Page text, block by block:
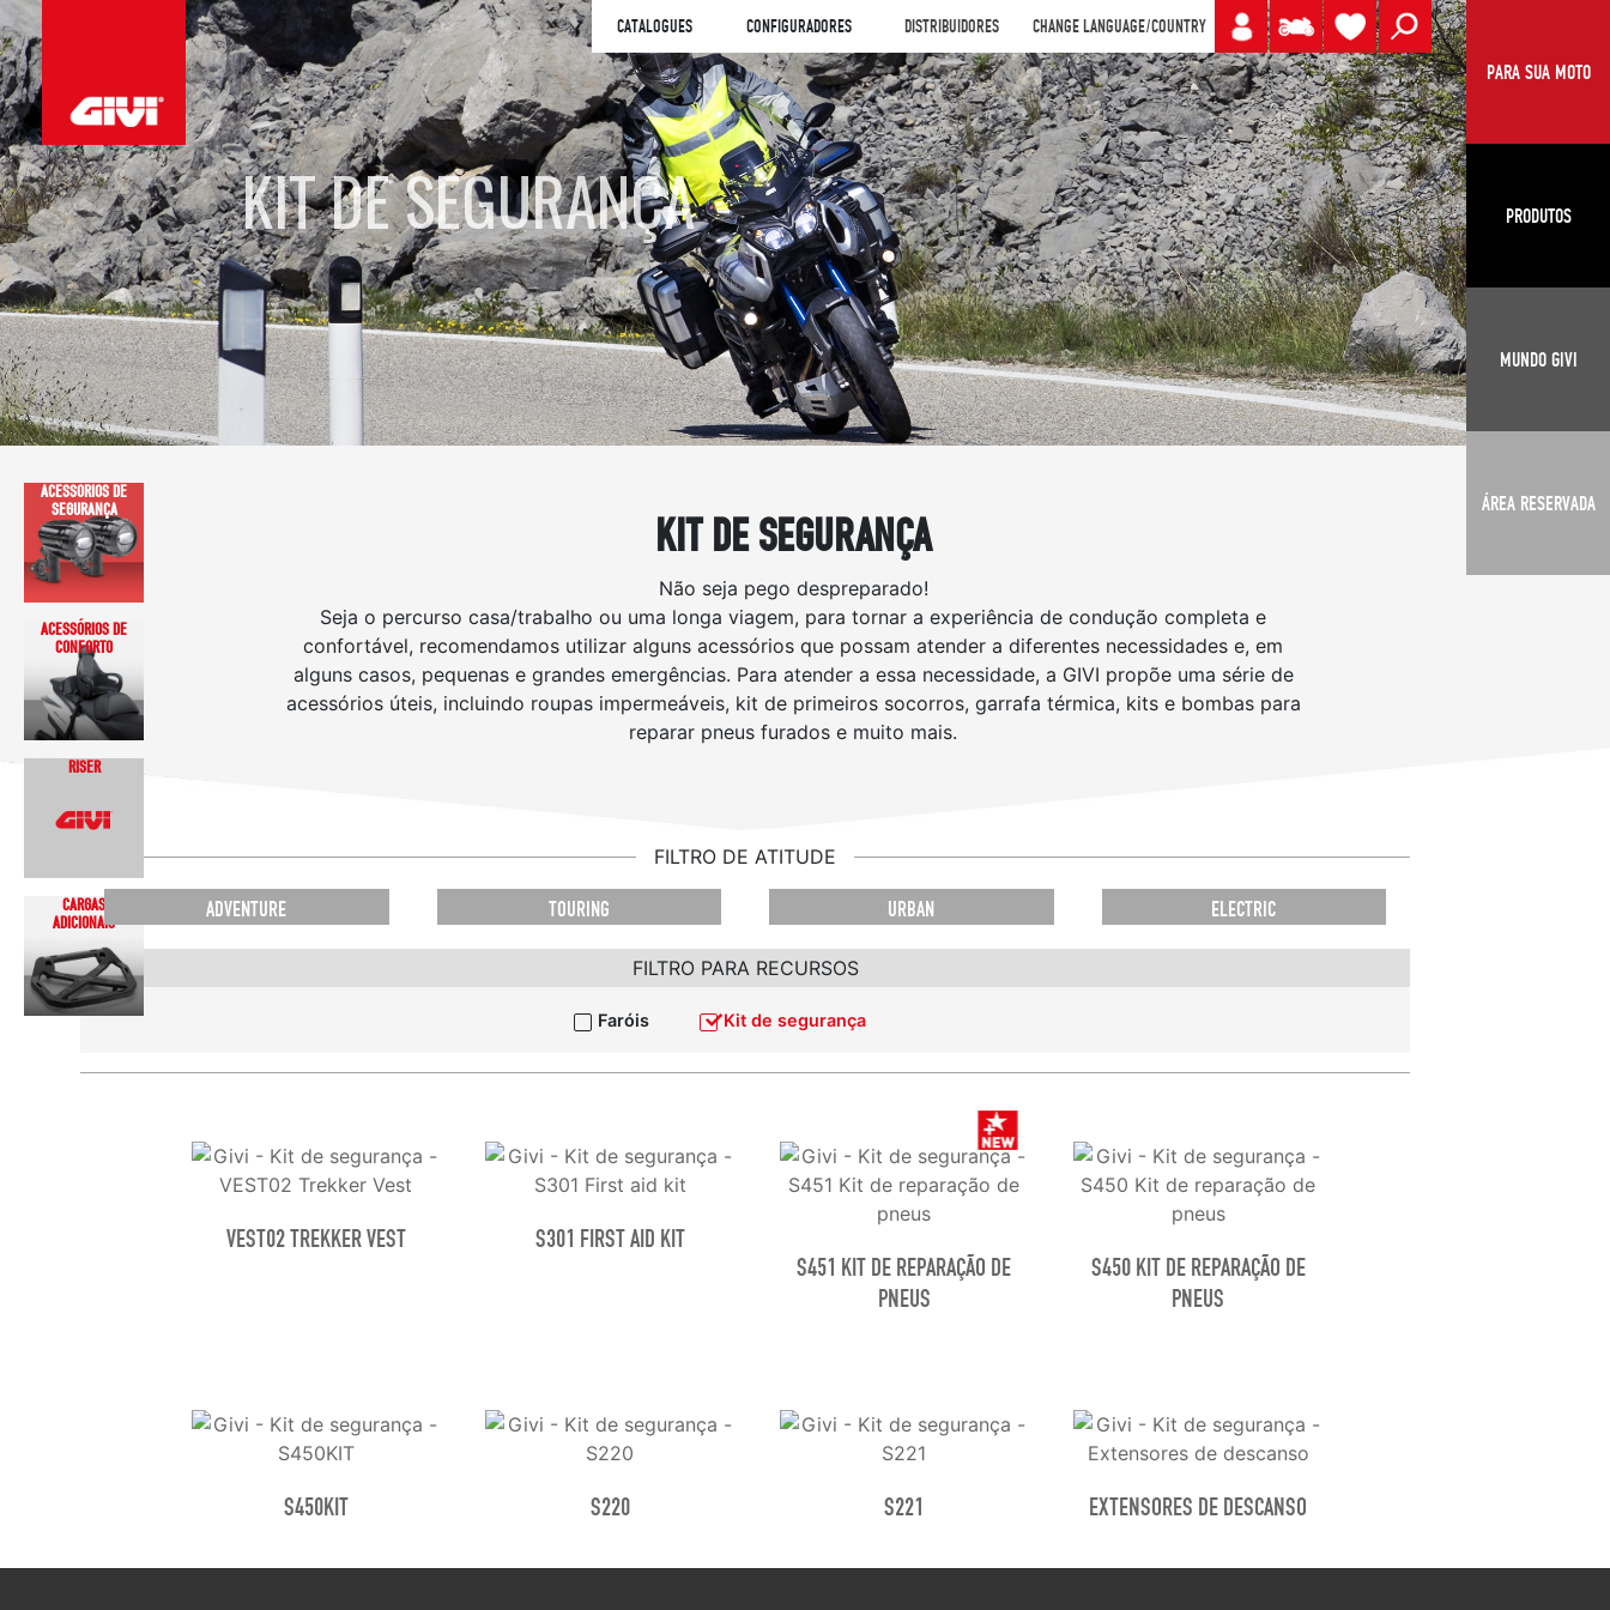
CATALOGUES CONFIGURADORES DISTRIBUIDORES CHANGE LANGUAGE/COUNTRY
PARA SUA MOTO
PRODUTOS
MUNDO GIVI
ÁREA RESERVADA
KIT DE SEGURANÇA
ACESSÓRIOS DE
SEGURANÇA
ACESSÓRIOS DE
CONFORTO
RISER
CARGAS
ADICIONAIS
KIT DE SEGURANÇA
Não seja pego despreparado!
Seja o percurso casa/trabalho ou uma longa viagem, para tornar a experiência de condução completa e
confortável, recomendamos utilizar alguns acessórios que possam atender a diferentes necessidades e, em
alguns casos, pequenas e grandes emergências. Para atender a essa necessidade, a GIVI propõe uma série de
acessórios úteis, incluindo roupas impermeáveis, kit de primeiros socorros, garrafa térmica, kits e bombas para
reparar pneus furados e muito mais.
FILTRO DE ATITUDE
ADVENTURE TOURING URBAN ELECTRIC
FILTRO PARA RECURSOS
Faróis Kit de segurança
VEST02 TREKKER VEST
S301 FIRST AID KIT
S451 KIT DE REPARAÇÃO DE
PNEUS
S450 KIT DE REPARAÇÃO DE
PNEUS
S450KIT S220 S221 EXTENSORES DE DESCANSO